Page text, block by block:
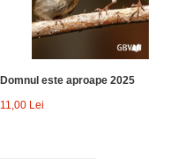
Domnul este aproape 2025
11,00 Lei